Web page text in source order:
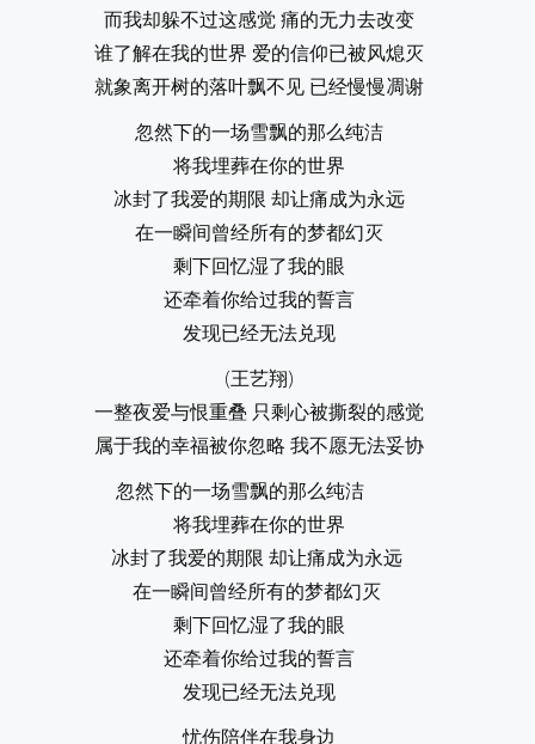
而我却躲不过这感觉 痛的无力去改变
谁了解在我的世界 爱的信仰已被风熄灭
就象离开树的落叶飘不见 已经慢慢凋谢
忽然下的一场雪飘的那么纯洁
将我埋葬在你的世界
冰封了我爱的期限 却让痛成为永远
在一瞬间曾经所有的梦都幻灭
剩下回忆湿了我的眼
还牵着你给过我的誓言
发现已经无法兑现
(王艺翔)
一整夜爱与恨重叠 只剩心被撕裂的感觉
属于我的幸福被你忽略 我不愿无法妥协
忽然下的一场雪飘的那么纯洁
将我埋葬在你的世界
冰封了我爱的期限 却让痛成为永远
在一瞬间曾经所有的梦都幻灭
剩下回忆湿了我的眼
还牵着你给过我的誓言
发现已经无法兑现
忧伤陪伴在我身边